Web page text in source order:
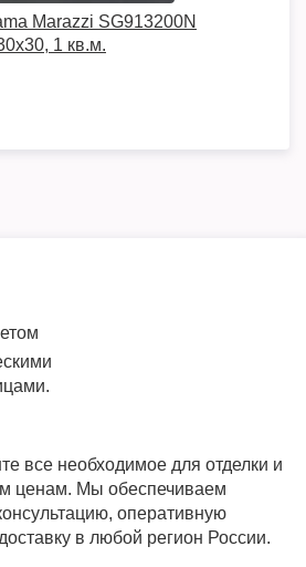
Marazzi SG913200N
1 кв.м.
все необходимое для отделки и
ценам. Мы обеспечиваем
оперативную
в любой регион России.